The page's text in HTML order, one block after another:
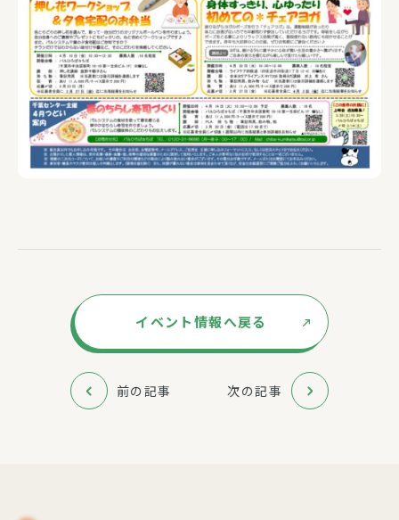
イベント情報へ戻る
前の記事 次の記事